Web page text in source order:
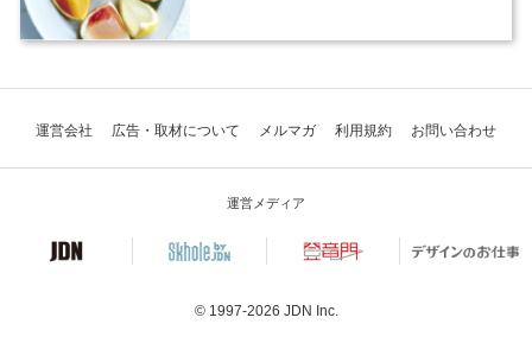
運営会社 広告・取材について メルマガ 利用規約 お問い合わせ
運営メディア
© 1997-2026 JDN Inc.